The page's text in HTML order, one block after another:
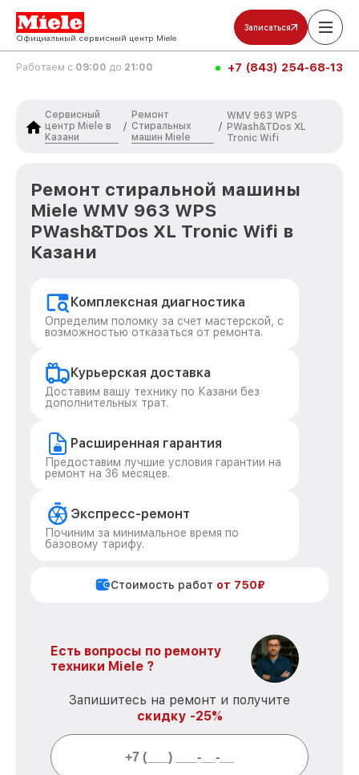
Официальный сервисный центр Miele
Записаться
Работаем с 09:00 до 21:00 +7 (843) 254-68-13
Сервисный
центр Miele в
Казани
/
Ремонт
Стиральных
машин Miele
/
WMV 963 WPS
PWash&TDos XL
Tronic Wifi
Ремонт стиральной машины
Miele WMV 963 WPS
PWash&TDos XL Tronic Wifi в
Казани
Комплексная диагностика
Определим поломку за счет мастерской, с
возможностью отказаться от ремонта.
Курьерская доставка
Доставим вашу технику по Казани без
дополнительных трат.
Расширенная гарантия
Предоставим лучшие условия гарантии на
ремонт на 36 месяцев.
Экспресс-ремонт
Починим за минимальное время по
базовому тарифу.
Стоимость работ от 750₽
Есть вопросы по ремонту
техники Miele ?
Запишитесь на ремонт и получите
скидку -25%